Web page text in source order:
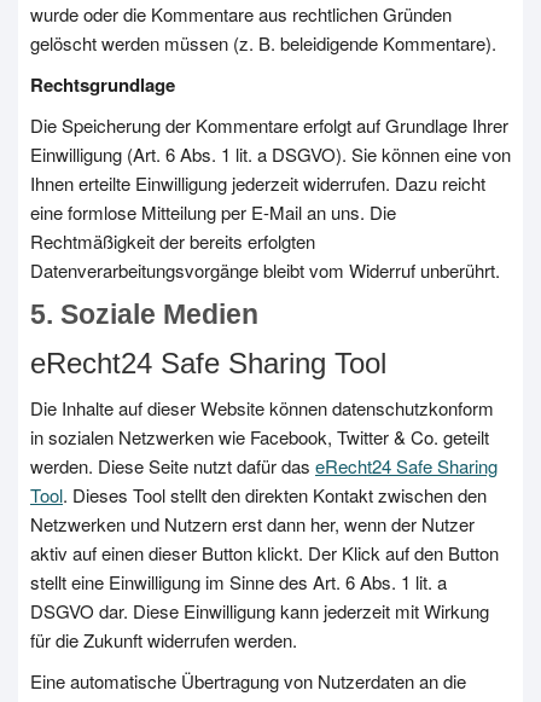
wurde oder die Kommentare aus rechtlichen Gründen
gelöscht werden müssen (z. B. beleidigende Kommentare).
Rechtsgrundlage
Die Speicherung der Kommentare erfolgt auf Grundlage Ihrer
Einwilligung (Art. 6 Abs. 1 lit. a DSGVO). Sie können eine von
Ihnen erteilte Einwilligung jederzeit widerrufen. Dazu reicht
eine formlose Mitteilung per E-Mail an uns. Die
Rechtmäßigkeit der bereits erfolgten
Datenverarbeitungsvorgänge bleibt vom Widerruf unberührt.
5. Soziale Medien
eRecht24 Safe Sharing Tool
Die Inhalte auf dieser Website können datenschutzkonform
in sozialen Netzwerken wie Facebook, Twitter & Co. geteilt
werden. Diese Seite nutzt dafür das eRecht24 Safe Sharing
Tool. Dieses Tool stellt den direkten Kontakt zwischen den
Netzwerken und Nutzern erst dann her, wenn der Nutzer
aktiv auf einen dieser Button klickt. Der Klick auf den Button
stellt eine Einwilligung im Sinne des Art. 6 Abs. 1 lit. a
DSGVO dar. Diese Einwilligung kann jederzeit mit Wirkung
für die Zukunft widerrufen werden.
Eine automatische Übertragung von Nutzerdaten an die